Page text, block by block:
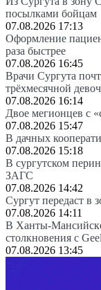
посылками бойцам
07.08.2026 17:13
Оформление
раза быстрее
07.08.2026 16:45
Врачи Сургута
трёхмесячной
07.08.2026 16:14
Двое мегионцев с
07.08.2026 15:47
В дачных
07.08.2026 15:18
В сургутском
ЗАГС
07.08.2026 14:42
Сургут передаст в
07.08.2026 14:11
В Ханты-Мансийске
столкновения с
07.08.2026 13:45